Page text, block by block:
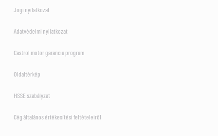
Jogi nyilatkozat
Adatvédelmi nyilatkozat
Castrol motor garancia program
Oldaltérkép
HSSE szabályzat
Cég általános értékesítési feltételeiről